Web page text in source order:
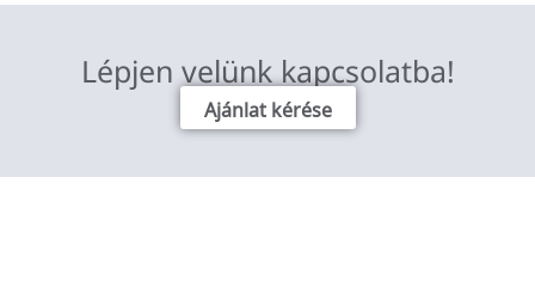
Lépjen velünk kapcsolatba!
Ajánlat kérése